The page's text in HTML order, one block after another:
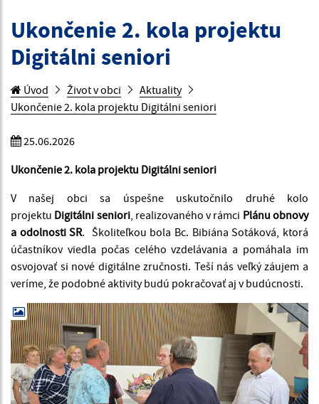
Ukončenie 2. kola projektu
Digitálni seniori
Úvod Život v obci
Aktuality
Ukončenie 2. kola projektu Digitálni seniori
25.06.2026
Ukončenie 2. kola projektu Digitálni seniori
V našej obci sa úspešne uskutočnilo druhé kolo
projektu Digitálni seniori, realizovaného v rámci Plánu obnovy
a odolnosti SR. Školiteľkou bola Bc. Bibiána Sotáková, ktorá
účastníkov viedla počas celého vzdelávania a pomáhala im
osvojovať si nové digitálne zručnosti. Teší nás veľký záujem a
veríme, že podobné aktivity budú pokračovať aj v budúcnosti.